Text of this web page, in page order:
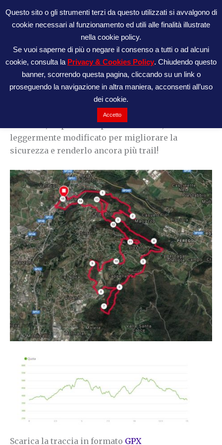
ATL42195
Percorso
Percorso collinare misto sterrato-asfalto di 15 km
circa con dislivello positivo di 450 metri. Il
tracciato, rispetto alla prima edizione, è stato
leggermente modificato per migliorare la
sicurezza e renderlo ancora più trail!
Scarica la traccia in formato GPX
Questo sito o gli strumenti terzi da questo utilizzati si avvalgono di
cookie necessari al funzionamento ed utili alle finalità illustrate
nella cookie policy.
Se vuoi saperne di più o negare il consenso a tutti o ad alcuni
cookie, consulta la Privacy & Cookies Policy. Chiudendo questo
banner, scorrendo questa pagina, cliccando su un link o
proseguendo la navigazione in altra maniera, acconsenti all’uso
dei cookie.
Accetto